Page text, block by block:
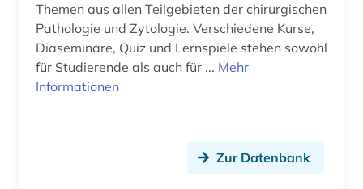
Themen aus allen Teilgebieten der chirurgischen
Pathologie und Zytologie. Verschiedene Kurse,
Diaseminare, Quiz und Lernspiele stehen sowohl
für Studierende als auch für ... Mehr
Informationen
Zur Datenbank